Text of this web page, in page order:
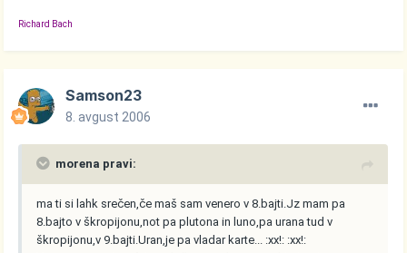
Richard Bach
Samson23
8. avgust 2006
morena pravi:
ma ti si lahk srečen,če maš sam venero v 8.bajti.Jz mam pa
8.bajto v škropijonu,not pa plutona in luno,pa urana tud v
škropijonu,v 9.bajti.Uran,je pa vladar karte... :xx!: :xx!: